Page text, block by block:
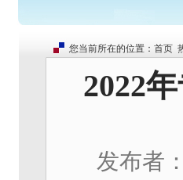
您当前所在的位置： 首页
2022
发布者